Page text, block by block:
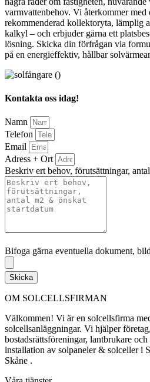
varmvattenbehov. Vi återkommer med
rekommenderad kollektoryta, lämplig
kalkyl – och erbjuder gärna ett
lösning. Skicka din förfrågan via
på en energieffektiv, hållbar
Kontakta oss idag!
Namn
Telefon
Email
Adress + Ort
Beskriv ert behov, förutsättningar,
Bifoga gärna eventuella dokument,
Skicka
OM SOLCELLSFIRMAN
Välkommen! Vi är en solcellsfirma
solcellsanläggningar. Vi hjälper
bostadsrättsföreningar, lantbrukare
installation av solpaneler & solceller i
Skåne .